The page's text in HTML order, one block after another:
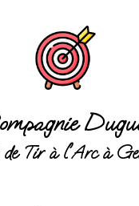
Tir à l'Arc à